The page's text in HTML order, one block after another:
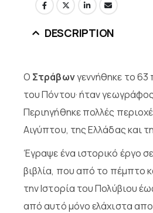
DESCRIPTION
Ο Στράβωνγεννήθηκε το 63
του Πόντου· ήταν
Περιηγήθηκε πολλές
Αιγύπτου, της Ελλάδας και
Έγραψε ένα ιστορικό έργο
βιβλία, που από το πέμπτο
την Ιστορία του Πολύβιου
από αυτό μόνο ελάχιστα